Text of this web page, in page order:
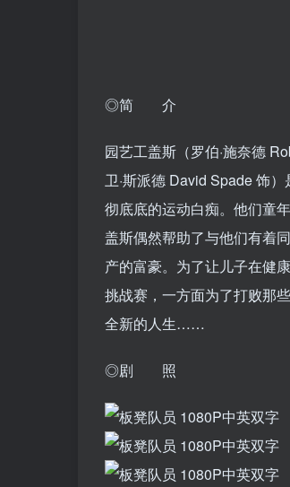
◎简 介
园艺工盖斯（罗伯·施奈德
卫·斯派德 David Spade 饰
彻底底的运动白痴。他们童
盖斯偶然帮助了与他们有着
产的富豪。为了让儿子在健
挑战赛，一方面为了打败那
全新的人生……
◎剧 照